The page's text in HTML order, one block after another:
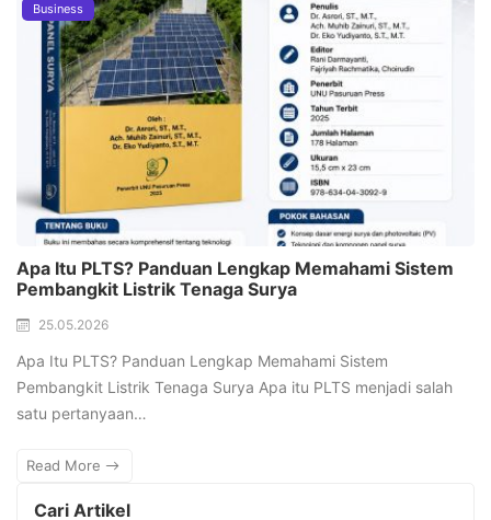
Business
Apa Itu PLTS? Panduan Lengkap Memahami Sistem
Pembangkit Listrik Tenaga Surya
25.05.2026
Apa Itu PLTS? Panduan Lengkap Memahami Sistem
Pembangkit Listrik Tenaga Surya Apa itu PLTS menjadi salah
satu pertanyaan…
Read More
Cari Artikel